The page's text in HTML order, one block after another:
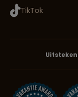
TikTok